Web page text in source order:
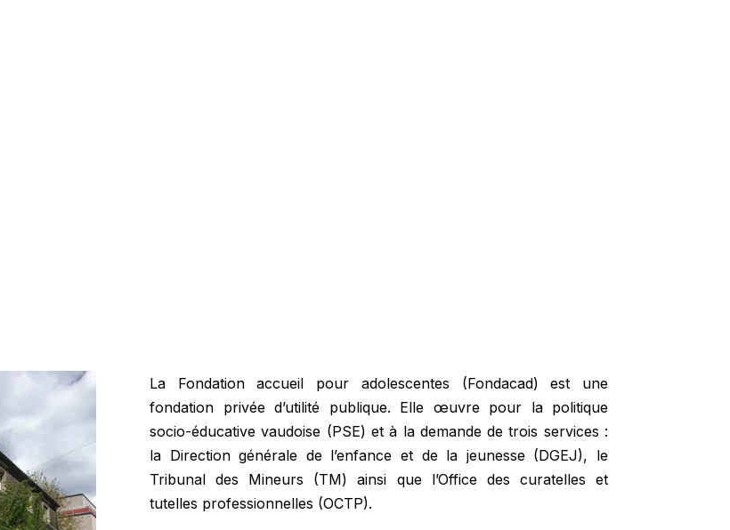
La Fondation accueil pour adolescentes (Fondacad) est une
fondation privée d’utilité publique. Elle œuvre pour la politique
socio-éducative vaudoise (PSE) et à la demande de trois services :
la Direction générale de l’enfance et de la jeunesse (DGEJ), le
Tribunal des Mineurs (TM) ainsi que l’Office des curatelles et
tutelles professionnelles (OCTP).